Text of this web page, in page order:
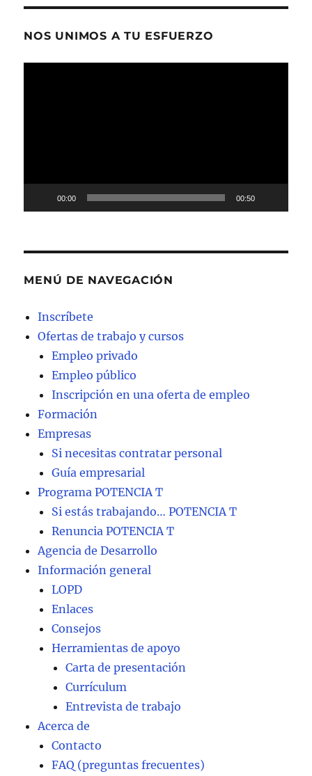
NOS UNIMOS A TU ESFUERZO
00:00 00:50
MENÚ DE NAVEGACIÓN
Inscríbete
Ofertas de trabajo y cursos
Empleo privado
Empleo público
Inscripción en una oferta de empleo
Formación
Empresas
Si necesitas contratar personal
Guía empresarial
Programa POTENCIA T
Si estás trabajando… POTENCIA T
Renuncia POTENCIA T
Agencia de Desarrollo
Información general
LOPD
Enlaces
Consejos
Herramientas de apoyo
Carta de presentación
Currículum
Entrevista de trabajo
Acerca de
Contacto
FAQ (preguntas frecuentes)